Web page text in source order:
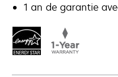
1 an de garantie